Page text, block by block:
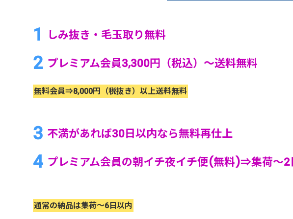
しみ抜き・毛玉取り無料
プレミアム会員3,300円（税込）～送料無料
無料会員⇒8,000円（税抜き）以上送料無料
不満があれば30日以内なら無料再仕上
プレミアム会員の朝イチ夜イチ便(無料)⇒集荷～
通常の納品は集荷～6日以内